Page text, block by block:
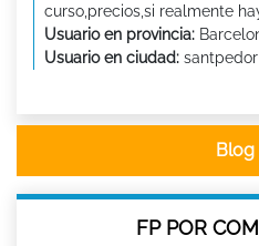
curso,precios,si realmente
Usuario en provincia:
Usuario en ciudad: santpedor
Blog
FP POR